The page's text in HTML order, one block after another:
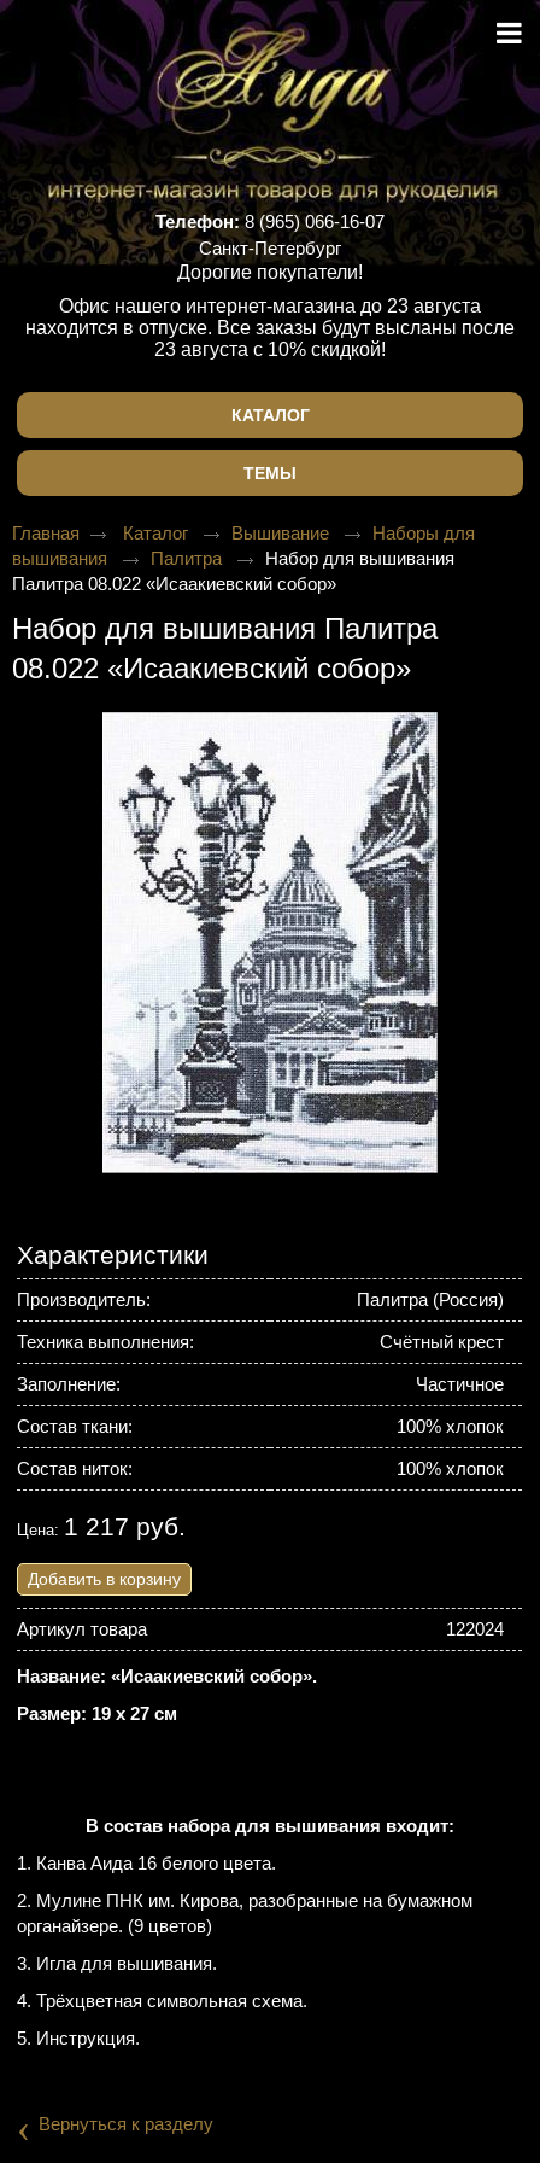
Телефон:8 (965) 066-16-07
Санкт-Петербург
Дорогие покупатели!
Офис нашего интернет-магазина до 23 августа
находится в отпуске. Все заказы будут высланы после
23 августа с 10% скидкой!
КАТАЛОГ
ТЕМЫ
Главная Каталог Вышивание
Наборы для
вышивания
Палитра
Набор для вышивания
Палитра 08.022 «Исаакиевский собор»
Набор для вышивания Палитра
08.022 «Исаакиевский собор»
Характеристики
Производитель: Палитра (Россия)
Техника выполнения: Счётный крест
Заполнение: Частичное
Состав ткани: 100% хлопок
Состав ниток: 100% хлопок
Цена: 1 217 руб.
Добавить в корзину
Артикул товара 122024
Название: «Исаакиевский собор».
Размер: 19 х 27 см
В состав набора для вышивания входит:
1. Канва Аида 16 белого цвета.
2. Мулине ПНК им. Кирова, разобранные на бумажном
органайзере. (9 цветов)
3. Игла для вышивания.
4. Трёхцветная символьная схема.
5. Инструкция.
‹ Вернуться к разделу